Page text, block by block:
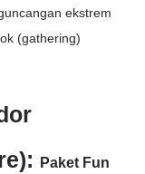
ekstrem
(gathering)
Paket Fun